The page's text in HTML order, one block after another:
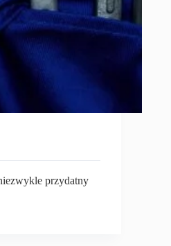
przydatny